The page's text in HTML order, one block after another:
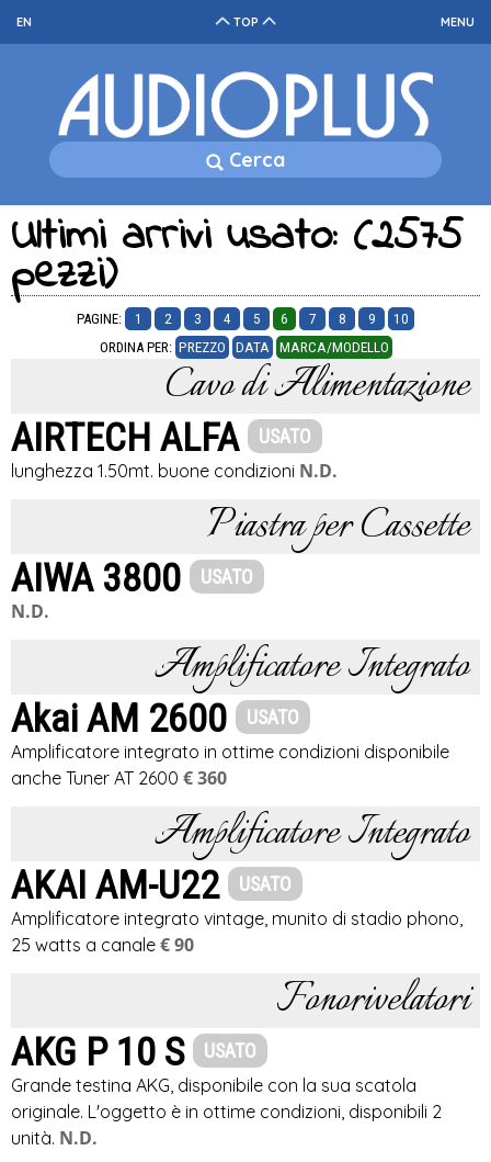
TOP MENU
EN
Cerca
Ultimi arrivi usato: (2575
pezzi)
PAGINE: 1 2 3 4 5 6 7 8 9
10
ORDINA PER: PREZZO DATA MARCA/MODELLO
Cavo di Alimentazione
AIRTECH ALFA USATO
lunghezza 1.50mt. buone condizioni N.D.
Piastra per Cassette
AIWA 3800 USATO
N.D.
Amplificatore Integrato
Akai AM 2600 USATO
Amplificatore integrato in ottime condizioni disponibile
anche Tuner AT 2600 € 360
Amplificatore Integrato
AKAI AM-U22 USATO
Amplificatore integrato vintage, munito di stadio phono,
25 watts a canale € 90
Fonorivelatori
AKG P 10 S USATO
Grande testina AKG, disponibile con la sua scatola
originale. L'oggetto è in ottime condizioni, disponibili 2
unità. N.D.